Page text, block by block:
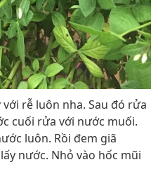
rễ luôn nha. Sau đó rửa
cuối rửa với nước muối.
luôn. Rồi đem giã
nước. Nhỏ vào hốc mũi